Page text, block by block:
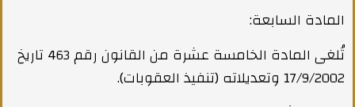
المادة السابعة:
تُلغى المادة الخامسة عشرة من القانون رقم 463 تاريخ
17/9/2002 وتعديلاته (تنفيذ العقوبات).